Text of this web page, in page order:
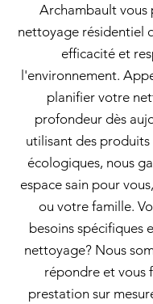
Archambault vous
nettoyage résidentiel
efficacité et
l'environnement.
planifier votre
profondeur dès
utilisant des
écologiques, nous
espace sain pour
ou votre famille.
besoins spécifiques
nettoyage? Nous
répondre et vous
prestation sur